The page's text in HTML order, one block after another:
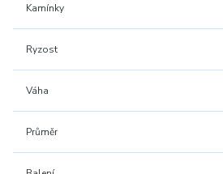
Kamínky
Ryzost
Váha
Průměr